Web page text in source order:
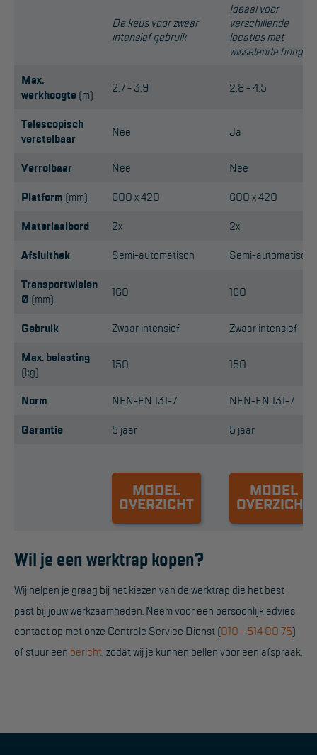
Verbindingsmiddelen
Anker middelen
Reddingsmiddelen
MAATWERK
VERHUUR
Steigers
Rolsteigers
Schilderstellingen
Gevelsteigers
Steiger overkapping
Schilderwerkzaamheden
Knikarmhoogwerkers
Spinhoogwerkers
De keus voor zwaar
intensief gebruik
Ideaal voor
verschillende
locaties met
wisselende hoogtes
Max.
werkhoogte (m) 2,7 - 3,9 2,8 - 4,5
Telescopisch
verstelbaar
Nee Ja
Verrolbaar Nee Nee
Platform (mm) 600 x 420 600 x 420
Materiaalbord 2x 2x
Afsluithek Semi-automatisch Semi-automatisch
Transportwielen
Ø (mm) 160 160
Gebruik Zwaar intensief Zwaar intensief
Max. belasting
(kg)
150 150
Norm NEN-EN 131-7 NEN-EN 131-7
Garantie 5 jaar 5 jaar
MODEL
OVERZICHT
MODEL
OVERZICHT
Wil je een werktrap kopen?
Wij helpen je graag bij het kiezen van de werktrap die het best
past bij jouw werkzaamheden. Neem voor een persoonlijk advies
contact op met onze Centrale Service Dienst (010 - 514 00 75)
of stuur een bericht , zodat wij je kunnen bellen voor een afspraak.